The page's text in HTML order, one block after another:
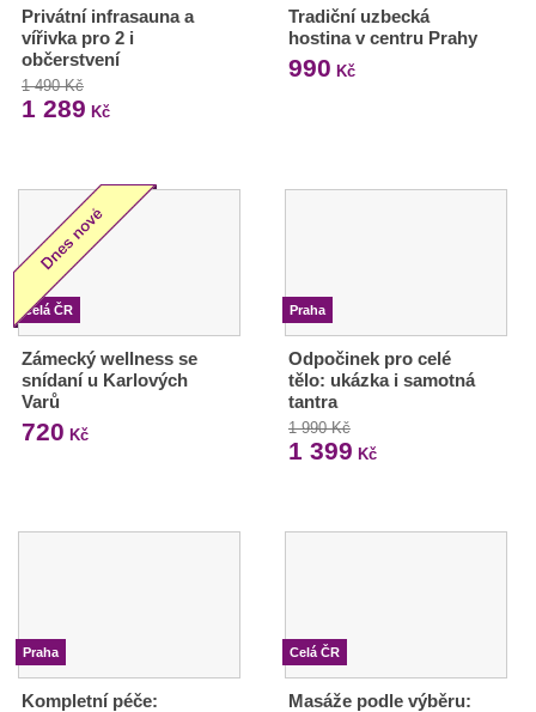
Privátní infrasauna a
vířivka pro 2 i
občerstvení
1 490 Kč
1 289 Kč
Tradiční uzbecká
hostina v centru Prahy
990 Kč
Celá ČR
Zámecký wellness se
snídaní u Karlových
Varů
720 Kč
Praha
Odpočinek pro celé
tělo: ukázka i samotná
tantra
1 990 Kč
1 399 Kč
Praha
Kompletní péče:
Celá ČR
Masáže podle výběru: